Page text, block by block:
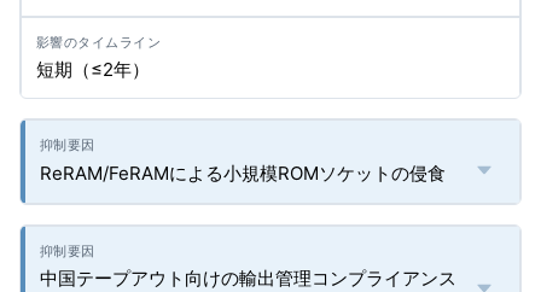
短期（≤2年）
ReRAM/FeRAMによる小規模ROMソケットの侵食
中国テープアウト向けの輸出管理コンプライアンス